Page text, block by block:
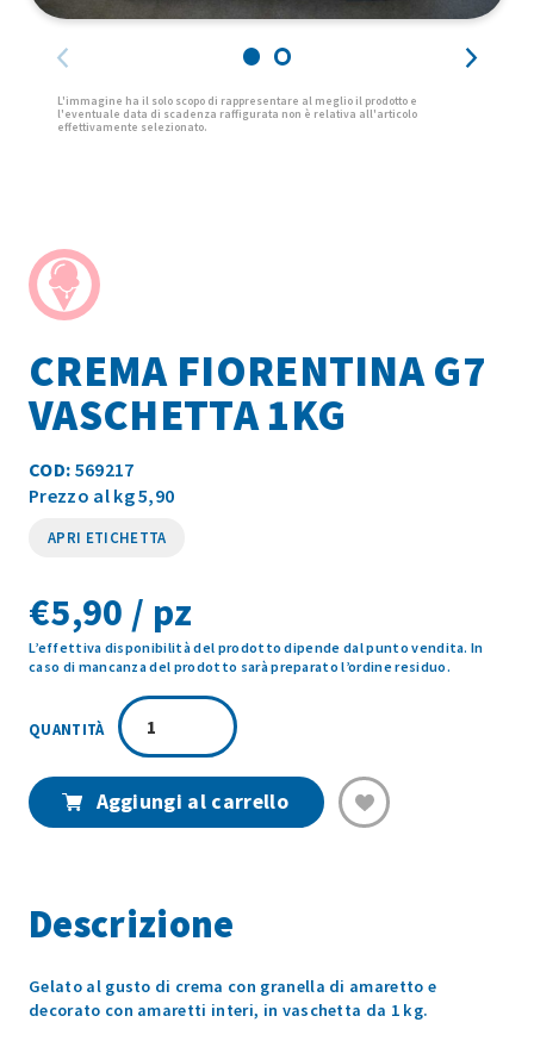
CREMA FIORENTINA G7
VASCHETTA 1KG
COD: 569217
Prezzo al kg 5,90
APRI ETICHETTA
€5,90 / pz
L’effettiva disponibilità del prodotto dipende dal punto vendita. In
caso di mancanza del prodotto sarà preparato l’ordine residuo.
CREMA
FIORENTINA
G7
1KG
Aggiungi al carrello
Descrizione
Gelato al gusto di crema con granella di amaretto e
decorato con amaretti interi, in vaschetta da 1 kg.